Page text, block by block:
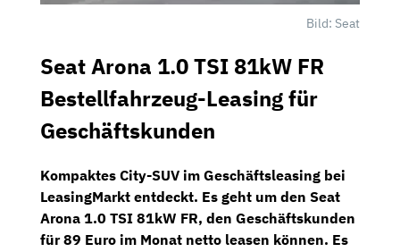
Bild: Seat
Seat Arona 1.0 TSI 81kW FR
Bestellfahrzeug-Leasing für
Geschäftskunden
Kompaktes City-SUV im Geschäftsleasing bei
LeasingMarkt entdeckt. Es geht um den Seat
Arona 1.0 TSI 81kW FR, den Geschäftskunden
für89 Euro im Monat netto leasen können. Es